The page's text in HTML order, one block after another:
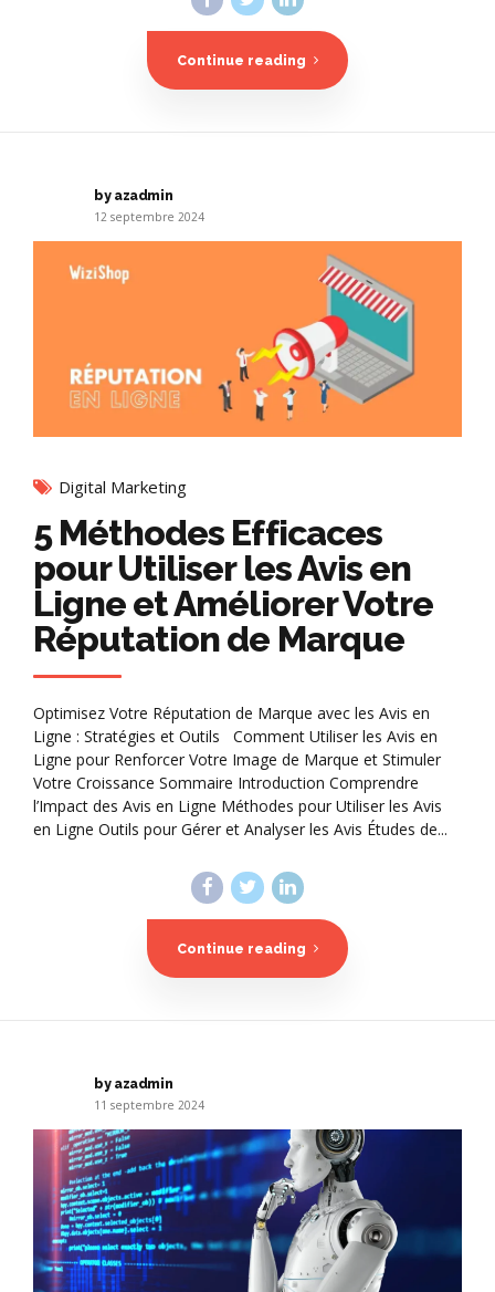
Continue reading
by azadmin
12 septembre 2024
Digital Marketing
5 Méthodes Efficaces
pour Utiliser les Avis en
Ligne et Améliorer Votre
Réputation de Marque
Optimisez Votre Réputation de Marque avec les Avis en
Ligne : Stratégies et Outils Comment Utiliser les Avis en
Ligne pour Renforcer Votre Image de Marque et Stimuler
Votre Croissance Sommaire Introduction Comprendre
l’Impact des Avis en Ligne Méthodes pour Utiliser les Avis
en Ligne Outils pour Gérer et Analyser les Avis Études de...
Continue reading
by azadmin
11 septembre 2024